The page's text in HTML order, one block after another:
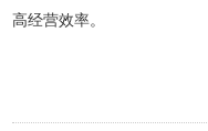
高经营效率。